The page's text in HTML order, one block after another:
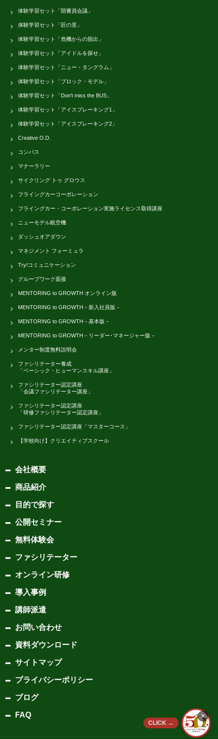
✕
体験学習セット「陪審員会議」
体験学習セット「匠の里」
体験学習セット「危機からの脱出」
体験学習セット「アイドルを探せ」
体験学習セット「ニュー・タングラム」
体験学習セット「ブロック・モデル」
体験学習セット「Don't miss the BUS」
体験学習セット「アイスブレーキング1」
体験学習セット「アイスブレーキング2」
Creative O.D.
コンパス
マナーラリー
サイクリング トゥ グロウス
フライングカーコーポレーション
フライングカー・コーポレーション実施ライセンス取得講座
ニューモデル航空機
ダッシュオアダウン
マネジメント フォーミュラ
Try!コミュニケーション
グループワーク面接
MENTORING to GROWTH オンライン版
MENTORING to GROWTH－新入社員版－
MENTORING to GROWTH－基本版－
MENTORING to GROWTH－リーダー･マネージャー版－
メンター制度無料説明会
ファシリテーター養成
「ベーシック・ヒューマンスキル講座」
ファシリテーター認定講座
「会議ファシリテーター講座」
ファシリテーター認定講座
「研修ファシリテーター認定講座」
ファシリテーター認定講座「マスターコース」
【学校向け】クリエイティブスクール
会社概要
商品紹介
目的で探す
公開セミナー
無料体験会
ファシリテーター
オンライン研修
導入事例
講師派遣
お問い合わせ
資料ダウンロード
サイトマップ
プライバシーポリシー
ブログ
FAQ